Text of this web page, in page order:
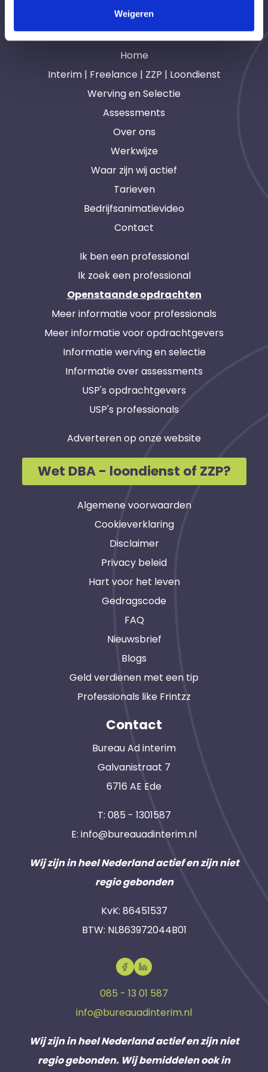
Weigeren
Navigatie
Home
Interim | Freelance | ZZP | Loondienst
Werving en Selectie
Assessments
Over ons
Werkwijze
Waar zijn wij actief
Tarieven
Bedrijfsanimatievideo
Contact
Ik ben een professional
Ik zoek een professional
Openstaande opdrachten
Meer informatie voor professionals
Meer informatie voor opdrachtgevers
Informatie werving en selectie
Informatie over assessments
USP's opdrachtgevers
USP's professionals
Adverteren op onze website
Wet DBA - loondienst of ZZP?
Algemene voorwaarden
Cookieverklaring
Disclaimer
Privacy beleid
Hart voor het leven
Gedragscode
FAQ
Nieuwsbrief
Blogs
Geld verdienen met een tip
Professionals like Frintzz
Contact
Bureau Ad interim
Galvanistraat 7
6716 AE Ede
T: 085 - 1301587
E: info@bureauadinterim.nl
Wij zijn in heel Nederland actief en zijn niet
regio gebonden
KvK: 86451537
BTW: NL863972044B01
085 - 13 01 587
info@bureauadinterim.nl
Wij zijn in heel Nederland actief en zijn niet
regio gebonden. Wij bemiddelen ook in